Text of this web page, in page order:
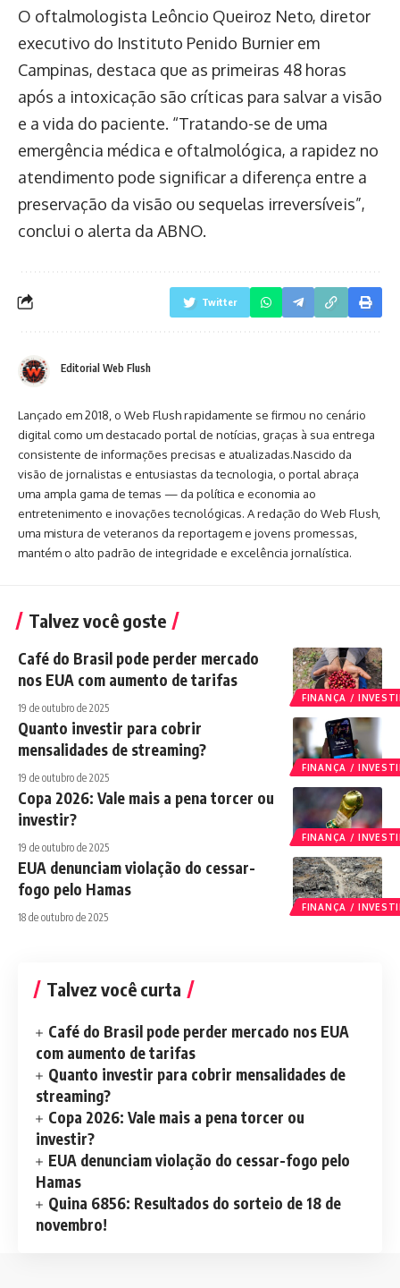
O oftalmologista Leôncio Queiroz Neto, diretor
executivo do Instituto Penido Burnier em
Campinas, destaca que as primeiras 48 horas
após a intoxicação são críticas para salvar a visão
e a vida do paciente. “Tratando-se de uma
emergência médica e oftalmológica, a rapidez no
atendimento pode significar a diferença entre a
preservação da visão ou sequelas irreversíveis”,
conclui o alerta da ABNO.
Twitter
Editorial Web Flush
Lançado em 2018, o Web Flush rapidamente se firmou no cenário
digital como um destacado portal de notícias, graças à sua entrega
consistente de informações precisas e atualizadas.Nascido da
visão de jornalistas e entusiastas da tecnologia, o portal abraça
uma ampla gama de temas — da política e economia ao
entretenimento e inovações tecnológicas. A redação do Web Flush,
uma mistura de veteranos da reportagem e jovens promessas,
mantém o alto padrão de integridade e excelência jornalística.
Talvez você goste
FINANÇA /
Café do Brasil pode perder mercado
nos EUA com aumento de tarifas
19 de outubro de 2025
FINANÇA /
Quanto investir para cobrir
mensalidades de streaming?
19 de outubro de 2025
FINANÇA /
Copa 2026: Vale mais a pena torcer ou
investir?
19 de outubro de 2025
FINANÇA /
EUA denunciam violação do cessar-
fogo pelo Hamas
18 de outubro de 2025
Talvez você curta
Café do Brasil pode perder mercado nos EUA
com aumento de tarifas
Quanto investir para cobrir mensalidades de
streaming?
Copa 2026: Vale mais a pena torcer ou
investir?
EUA denunciam violação do cessar-fogo pelo
Hamas
Quina 6856: Resultados do sorteio de 18 de
novembro!